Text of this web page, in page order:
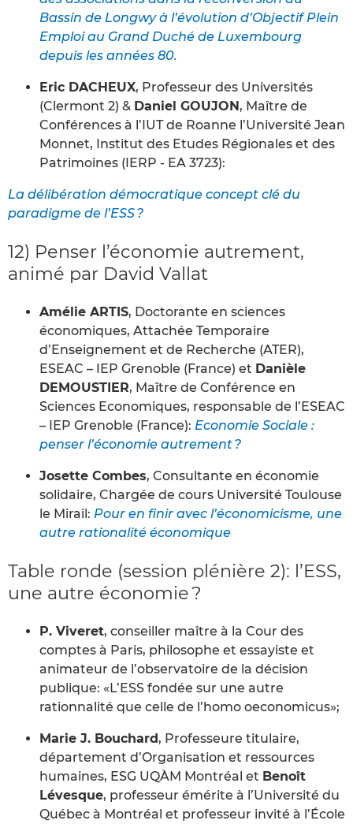
Bassin de Longwy à l’évolution d’Objectif Plein
Emploi au Grand Duché de Luxembourg
depuis les années 80.
Eric DACHEUX, Professeur des Universités
(Clermont 2) & Daniel GOUJON, Maître de
Conférences à l’IUT de Roanne l’Université Jean
Monnet, Institut des Etudes Régionales et des
Patrimoines (IERP - EA 3723):
La délibération démocratique concept clé du
paradigme de l’ESS ?
12) Penser l’économie autrement,
animé par David Vallat
Amélie ARTIS, Doctorante en sciences
économiques, Attachée Temporaire
d’Enseignement et de Recherche (ATER),
ESEAC – IEP Grenoble (France) et Danièle
DEMOUSTIER, Maître de Conférence en
Sciences Economiques, responsable de l’ESEAC
– IEP Grenoble (France): Economie Sociale :
penser l’économie autrement ?
Josette Combes, Consultante en économie
solidaire, Chargée de cours Université Toulouse
le Mirail: Pour en finir avec l’économicisme, une
autre rationalité économique
Table ronde (session plénière 2): l’ESS,
une autre économie ?
P. Viveret, conseiller maître à la Cour des
comptes à Paris, philosophe et essayiste et
animateur de l’observatoire de la décision
publique: «L’ESS fondée sur une autre
rationnalité que celle de l’homo oeconomicus»;
Marie J. Bouchard, Professeure titulaire,
département d’Organisation et ressources
humaines, ESG UQÀM Montréal et Benoît
Lévesque, professeur émérite à l’Université du
Québec à Montréal et professeur invité à l’École